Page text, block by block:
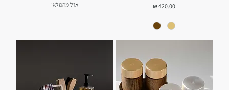
מחיר
אזל מהמלאי